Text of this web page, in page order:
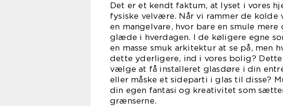
Det er et kendt faktum, at lyset i vores
fysiske velvære. Når vi rammer de kolde
en mangelvare, hvor bare en smule
glæde i hverdagen. I de køligere egne
en masse smuk arkitektur at se på, men
dette yderligere, ind i vores bolig?
vælge at få installeret glasdøre i din
eller måske et sideparti i glas til disse?
din egen fantasi og kreativitet som